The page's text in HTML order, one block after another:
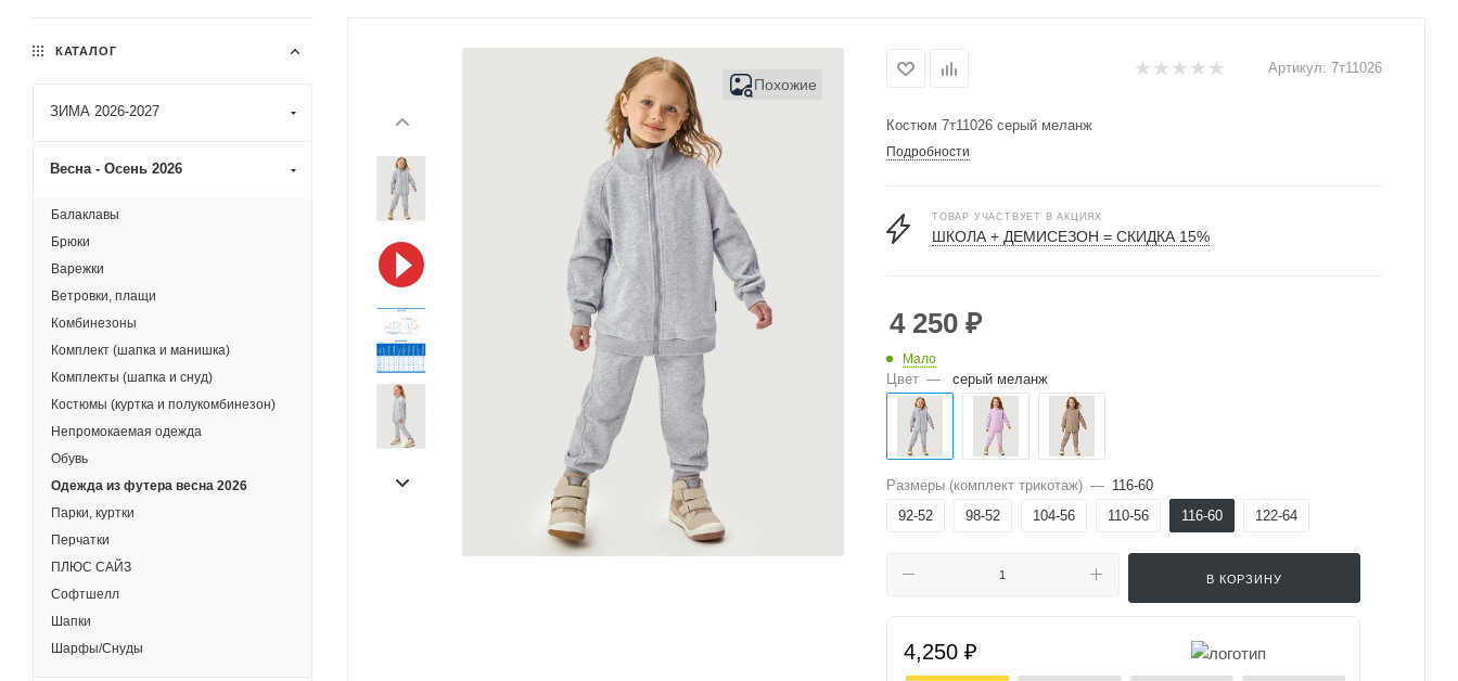
Похожие
Артикул: 7т11026
Костюм 7т11026 серый меланж
Подробности
ТОВАР УЧАСТВУЕТ В АКЦИЯХ
ШКОЛА + ДЕМИСЕЗОН = СКИДКА 15%
4 250 ₽
Мало
Цвет — серый меланж
Размеры (комплект трикотаж) — 116-60
92-52
98-52 104-56 110-56 116-60 122-64
В КОРЗИНУ
4,250 ₽
КАТАЛОГ
ЗИМА 2026-2027
Весна - Осень 2026
Балаклавы
Брюки
Варежки
Ветровки, плащи
Комбинезоны
Комплект (шапка и манишка)
Комплекты (шапка и снуд)
Костюмы (куртка и полукомбинезон)
Непромокаемая одежда
Обувь
Одежда из футера весна 2026
Парки, куртки
Перчатки
ПЛЮС САЙЗ
Софтшелл
Шапки
Шарфы/Снуды